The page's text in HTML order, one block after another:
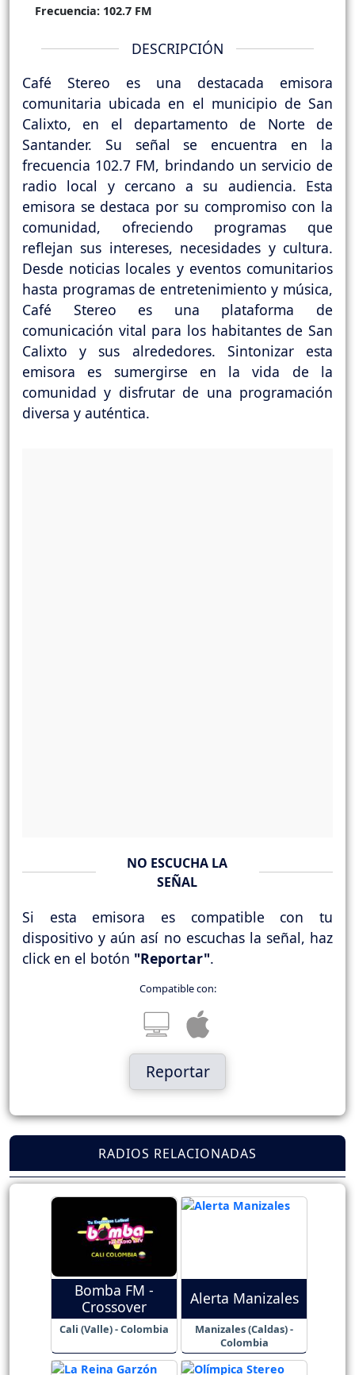
Frecuencia: 102.7 FM
DESCRIPCIÓN
Café Stereo es una destacada emisora
comunitaria ubicada en el municipio de San
Calixto, en el departamento de Norte de
Santander. Su señal se encuentra en la
frecuencia 102.7 FM, brindando un servicio de
radio local y cercano a su audiencia. Esta
emisora se destaca por su compromiso con la
comunidad, ofreciendo programas que
reflejan sus intereses, necesidades y cultura.
Desde noticias locales y eventos comunitarios
hasta programas de entretenimiento y música,
Café Stereo es una plataforma de
comunicación vital para los habitantes de San
Calixto y sus alrededores. Sintonizar esta
emisora es sumergirse en la vida de la
comunidad y disfrutar de una programación
diversa y auténtica.
NO ESCUCHA LA
SEÑAL
Si esta emisora es compatible con tu
dispositivo y aún así no escuchas la señal, haz
click en el botón "Reportar".
Compatible con:
Reportar
RADIOS RELACIONADAS
Bomba FM -
Crossover
Cali (Valle) - Colombia
Alerta Manizales
Manizales (Caldas) -
Colombia